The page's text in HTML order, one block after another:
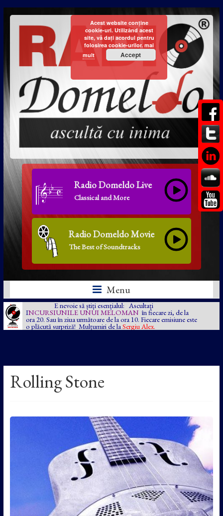
Radio Domeldo Live
Classical and More
Radio Domeldo Movie
The Best of Soundtracks
Menu
E nevoie să știți esențialul: Ascultați
INCURSIUNILE UNUI MELOMAN în fiecare zi, de la
ora 20. Sau în ziua următoare de la ora 10. Fiecare emisiune este
o plăcută surpriză! Mulțumiri de la Sergiu Alex.
Rolling Stone
Acest website conține
cookie-uri. Utilizând acest
site, vă dați acordul pentru
folosirea cookie-urilor. mai
mult
Accept